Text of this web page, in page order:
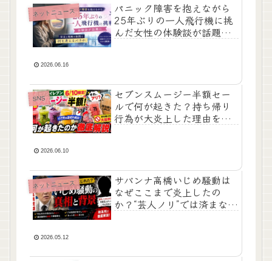
ネットニュース
パニック障害を抱えながら
25年ぶりの一人飛行機に挑
んだ女性の体験談が話題
2026.06.16
SNS
セブンスムージー半額セー
ルで何が起きた？持ち帰り
行為が大炎上した理由を解
2026.06.10
ネットニュース
サバンナ高橋いじめ騒動は
なぜここまで炎上したの
か？“芸人ノリ”では済まなく
2026.05.12